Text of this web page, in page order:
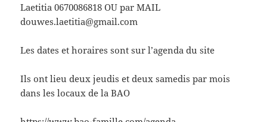
Laetitia 0670086818 OU par MAIL
douwes.laetitia@gmail.com
Les dates et horaires sont sur l’agenda du site
Ils ont lieu deux jeudis et deux samedis par mois
dans les locaux de la BAO